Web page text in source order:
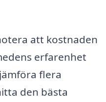
att kostnaden
erfarenhet
flera
den bästa